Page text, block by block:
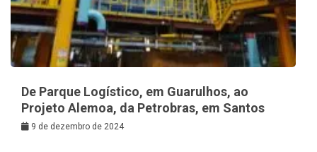
De Parque Logístico, em Guarulhos, ao
Projeto Alemoa, da Petrobras, em Santos
9 de dezembro de 2024